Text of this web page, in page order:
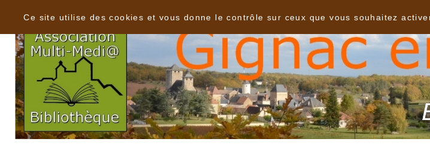
Ce site utilise des cookies et vous donne le contrôle sur ceux que vous souhaitez